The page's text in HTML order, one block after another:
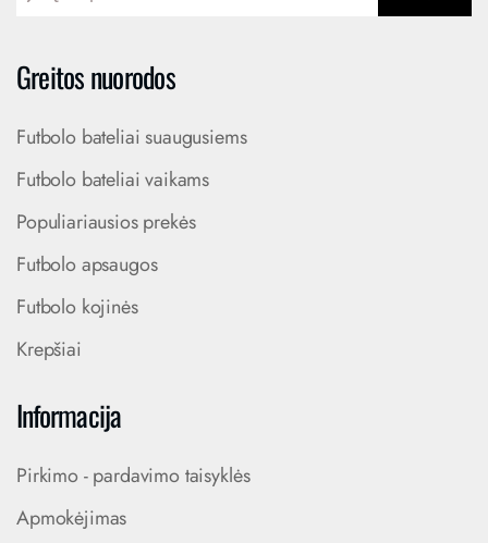
Greitos nuorodos
Futbolo bateliai suaugusiems
Futbolo bateliai vaikams
Populiariausios prekės
Futbolo apsaugos
Futbolo kojinės
Krepšiai
Informacija
Pirkimo - pardavimo taisyklės
Apmokėjimas